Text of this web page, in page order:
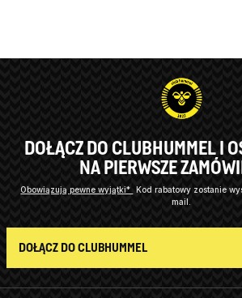
DOŁĄCZ DO CLUBHUMMEL I
NA PIERWSZE
Obowiązują pewne wyjątki*
Kod rabatowy zostanie
mail.
DOŁĄCZ DO CLUBHUMMEL